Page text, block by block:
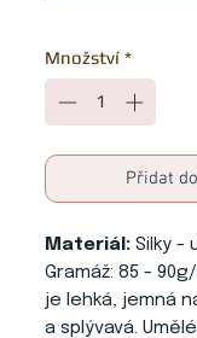
Množství *
Přidat
Materiál: Silky -
Gramáž: 85 -
je lehká, jemná
a splývavá.